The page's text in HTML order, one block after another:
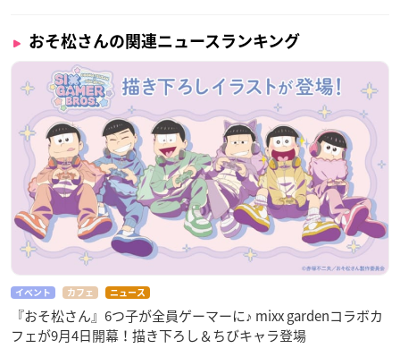
おそ松さんの関連ニュースランキング
イベント カフェ ニュース
『おそ松さん』6つ子が全員ゲーマーに♪ mixx gardenコラボカ
フェが9月4日開幕！描き下ろし＆ちびキャラ登場